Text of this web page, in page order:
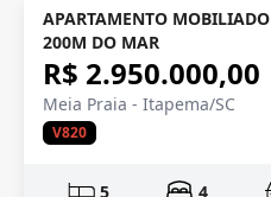
APARTAMENTO MOBILIADO
200M DO MAR
R$ 2.950.000,00
Meia Praia - Itapema/SC
V820
5 4